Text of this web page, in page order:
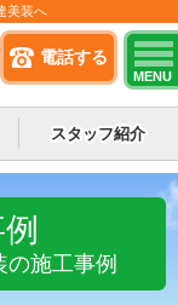
電話する
MENU
美装へ
スタッフ紹介
施工事例